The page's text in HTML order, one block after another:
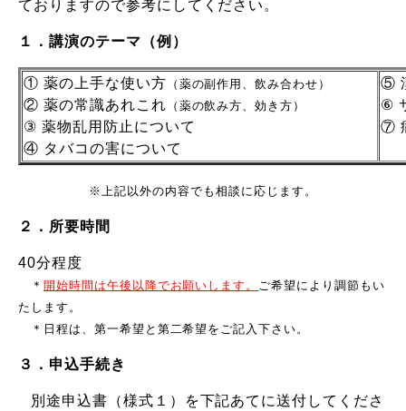
ておりますので参考にしてください。
１． 講演のテーマ（例）
① 薬の上手な使い方 （薬の副作用、飲み合わせ）
② 薬の常識あれこれ （薬の飲み方、効き方）
③ 薬物乱用防止について
④ タバコの害について
⑤
⑥
⑦
※上記以外の内容でも相談に応じます。
２．所要時間
40分程度
＊ 開始時間は午後以降でお願いします。
ご希望により調節もい
たします。
＊日程は、第一希望と第二希望をご記入下さい。
３．申込手続き
別途申込書（様式１）を下記あてに送付してくださ